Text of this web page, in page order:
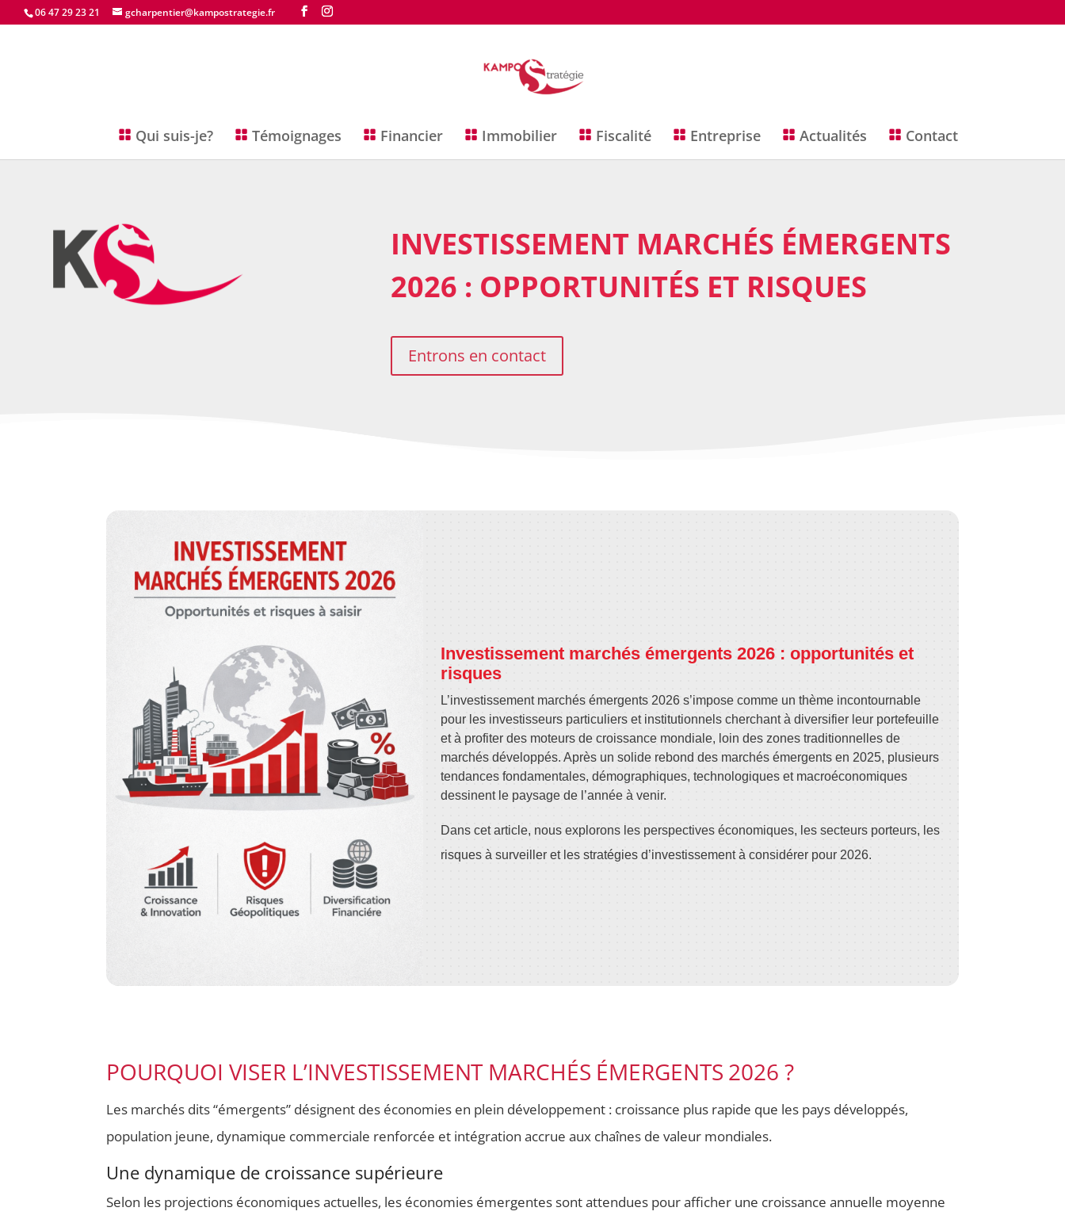
06 47 29 23 21 gcharpentier@kampostrategie.fr
Qui suis-je? Témoignages Financier Immobilier Fiscalité Entreprise Actualités Contact
INVESTISSEMENT MARCHÉS ÉMERGENTS
2026 : OPPORTUNITÉS ET RISQUES
Entrons en contact
Investissement marchés émergents 2026 : opportunités et
risques
L’investissement marchés émergents 2026 s’impose comme un thème incontournable
pour les investisseurs particuliers et institutionnels cherchant à diversifier leur portefeuille
et à profiter des moteurs de croissance mondiale, loin des zones traditionnelles de
marchés développés. Après un solide rebond des marchés émergents en 2025, plusieurs
tendances fondamentales, démographiques, technologiques et macroéconomiques
dessinent le paysage de l’année à venir.
Dans cet article, nous explorons les perspectives économiques, les secteurs porteurs, les
risques à surveiller et les stratégies d’investissement à considérer pour 2026.
POURQUOI VISER L’INVESTISSEMENT MARCHÉS ÉMERGENTS 2026 ?
Les marchés dits “émergents” désignent des économies en plein développement : croissance plus rapide que les pays développés,
population jeune, dynamique commerciale renforcée et intégration accrue aux chaînes de valeur mondiales.
Une dynamique de croissance supérieure
Selon les projections économiques actuelles, les économies émergentes sont attendues pour afficher une croissance annuelle moyenne